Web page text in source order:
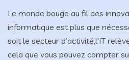
Le monde bouge au fil des
informatique est plus que
soit le secteur d’activité,l'IT
cela que vous pouvez compter